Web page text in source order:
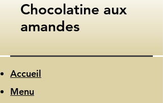
Chocolatine aux
amandes
Accueil
Menu